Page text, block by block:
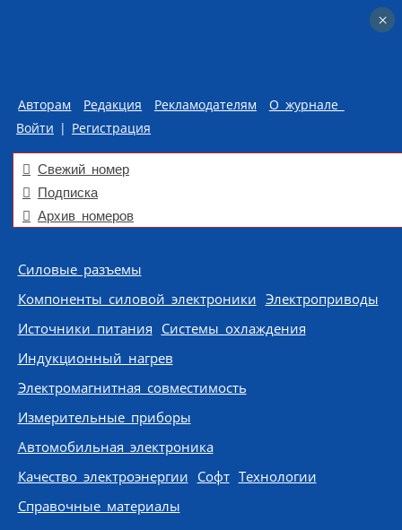
Авторам Редакция Рекламодателям
О журнале
Войти | Регистрация
Свежий номер
Подписка
Архив номеров
Skip to content
Силовые разъемы
Компоненты силовой электроники Электроприводы
Источники питания Системы охлаждения
Индукционный нагрев
Электромагнитная совместимость
Измерительные приборы
Автомобильная электроника
Качество электроэнергии Софт Технологии
Справочные материалы
×
×